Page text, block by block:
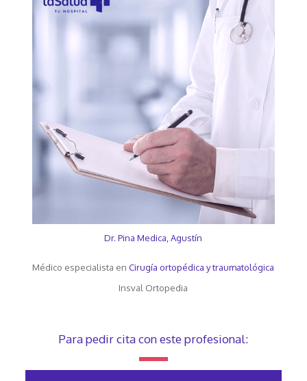
Dr. Pina Medica, Agustín
Médico especialista enCirugía ortopédica y traumatológica
Insval Ortopedia
Para pedir cita con este profesional: